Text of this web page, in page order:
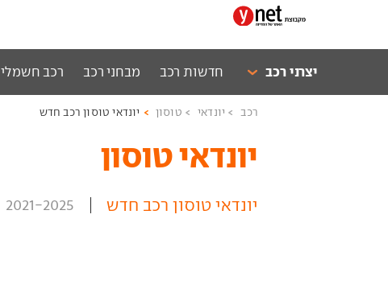
יצרני רכב חדשות רכב מבחני רכב רכב חשמלי
רכב יונדאי טוסון יונדאי טוסון רכב חדש
יונדאי טוסון ‏
יונדאי טוסון רכב חדש 2021-2025